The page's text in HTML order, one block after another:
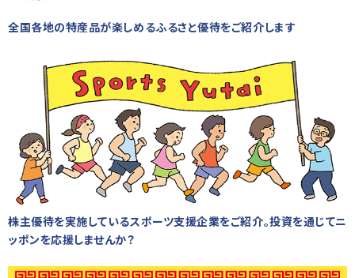
全国各地の特産品が楽しめるふるさと優待をご紹介します
株主優待を実施しているスポーツ支援企業をご紹介。投資を通じてニ
ッポンを応援しませんか？